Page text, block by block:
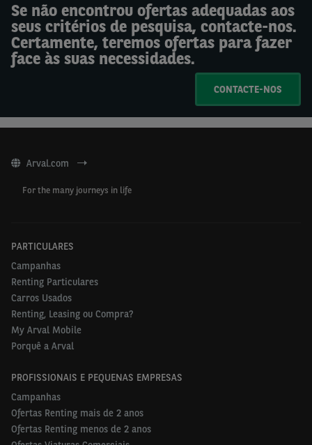
Se não encontrou ofertas adequadas aos
seus critérios de pesquisa, contacte-nos.
Certamente, teremos ofertas para fazer
face às suas necessidades.
CONTACTE-NOS
Arval.com
For the many journeys in life
PARTICULARES
Campanhas
Renting Particulares
Carros Usados
Renting, Leasing ou Compra?
My Arval Mobile
Porquê a Arval
PROFISSIONAIS E PEQUENAS EMPRESAS
Campanhas
Ofertas Renting mais de 2 anos
Ofertas Renting menos de 2 anos